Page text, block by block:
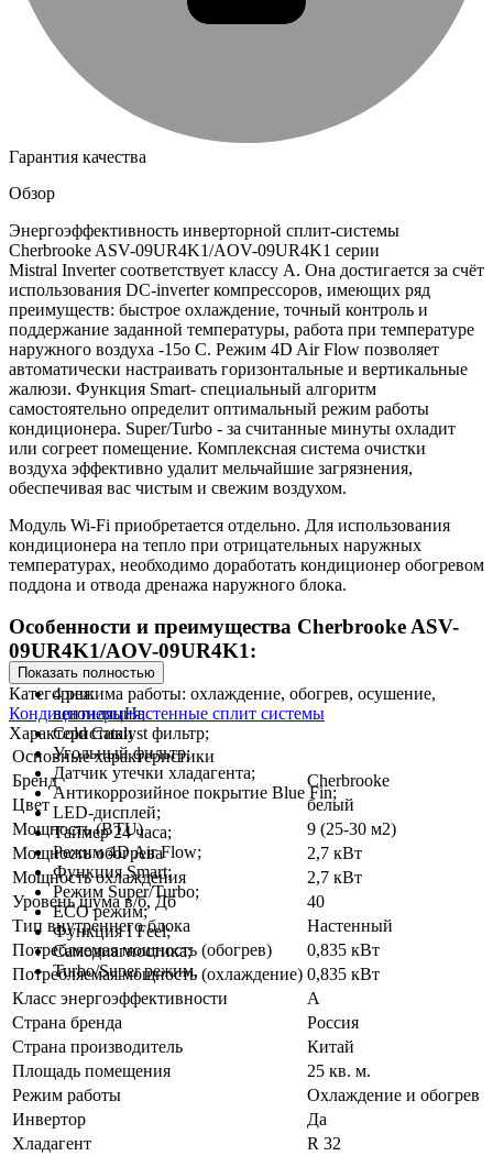
Гарантия качества
Обзор
Энергоэффективность инверторной сплит-системы
Cherbrooke ASV-09UR4K1/AOV-09UR4K1 серии
Mistral Inverter соответствует классу А. Она достигается за счёт
использования DC-inverter компрессоров, имеющих ряд
преимуществ: быстрое охлаждение, точный контроль и
поддержание заданной температуры, работа при температуре
наружного воздуха -15о С. Режим 4D Air Flow позволяет
автоматически настраивать горизонтальные и вертикальные
жалюзи. Функция Smart- специальный алгоритм
самостоятельно определит оптимальный режим работы
кондиционера. Super/Turbo - за считанные минуты охладит
или согреет помещение. Комплексная система очистки
воздуха эффективно удалит мельчайшие загрязнения,
обеспечивая вас чистым и свежим воздухом.
Модуль Wi-Fi приобретается отдельно. Для использования
кондиционера на тепло при отрицательных наружных
температурах, необходимо доработать кондиционер обогревом
поддона и отвода дренажа наружного блока.
Особенности и преимущества Cherbrooke ASV-
09UR4K1/AOV-09UR4K1:
4 режима работы: охлаждение, обогрев, осушение,
вентиляция;
Cold Catalyst фильтр;
Угольный фильтр;
Датчик утечки хладагента;
Антикоррозийное покрытие Blue Fin;
LED-дисплей;
Таймер 24 часа;
Режим 4D Air Flow;
Функция Smart;
Режим Super/Turbo;
ECO режим;
Функция I Feel;
Самодиагностика;
Turbo/Super режим.
Показать полностью
Категории:
КондиционерыНастенные сплит системы
Характеристики
Основные характеристики
Бренд
Cherbrooke
Цвет
белый
Мощность (BTU)
9 (25-30 м2)
Мощность обогрева
2,7 кВт
Мощность охлаждения
2,7 кВт
Уровень шума в/б, Дб
40
Тип внутреннего блока
Настенный
Потребляемая мощность (обогрев)
0,835 кВт
Потребляемая мощность (охлаждение) 0,835 кВт
Класс энергоэффективности
A
Страна бренда
Россия
Страна производитель
Китай
Площадь помещения
25 кв. м.
Режим работы
Охлаждение и обогрев
Инвертор
Да
Хладагент
R 32